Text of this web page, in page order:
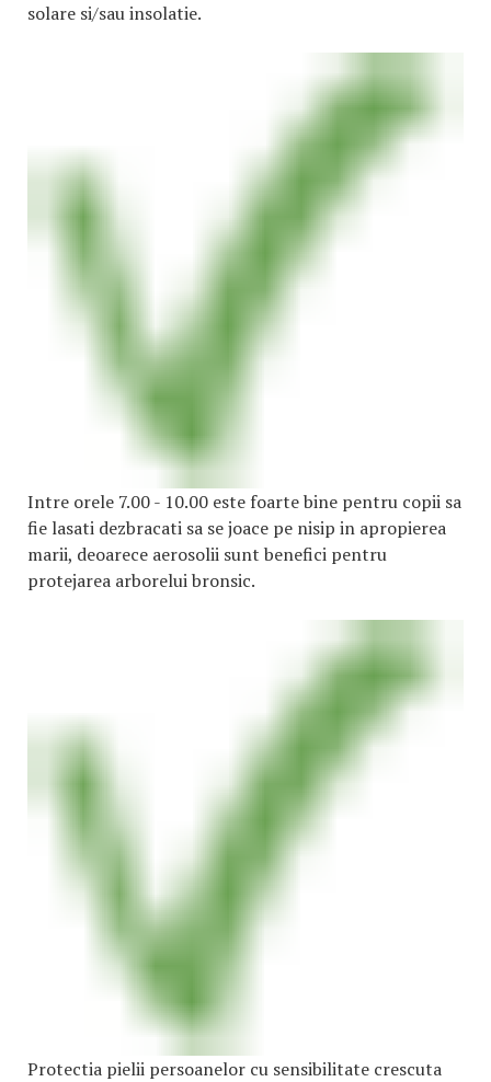
solare si/sau insolatie.
Intre orele 7.00 - 10.00 este foarte bine pentru copii sa
fie lasati dezbracati sa se joace pe nisip in apropierea
marii, deoarece aerosolii sunt benefici pentru
protejarea arborelui bronsic.
Protectia pielii persoanelor cu sensibilitate crescuta